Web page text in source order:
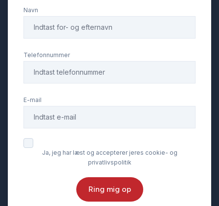
Fartpilot
Fuld LED forlygter
Fuldautomatisk klimaanlæg
Højdejusterbare forsæder
Navn
Telefonnummer
E-mail
Ja, jeg har læst og accepterer jeres cookie- og
privatlivspolitik
Ring mig op